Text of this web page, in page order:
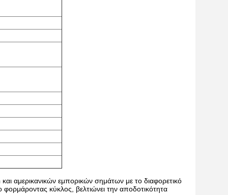
αμερικανικών εμπορικών σημάτων με το διαφορετικό
κύκλος, βελτιώνει την αποδοτικότητα